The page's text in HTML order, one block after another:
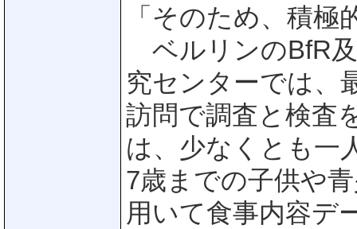
「そのため、積
ベルリンのBfR
究センターでは、
訪問で調査と検査
は、少なくとも一
7歳までの子供や
用いて食事内容デ